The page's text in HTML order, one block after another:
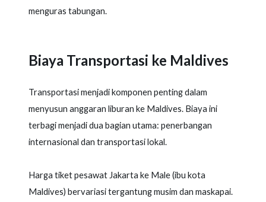
menguras tabungan.
Biaya Transportasi ke Maldives
Transportasi menjadi komponen penting dalam
menyusun anggaran liburan ke Maldives. Biaya ini
terbagi menjadi dua bagian utama: penerbangan
internasional dan transportasi lokal.
Harga tiket pesawat Jakarta ke Male (ibu kota
Maldives) bervariasi tergantung musim dan maskapai.